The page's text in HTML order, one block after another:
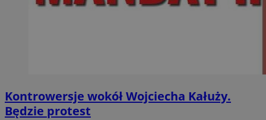
Kontrowersje wokół Wojciecha Kałuży.
Będzie protest